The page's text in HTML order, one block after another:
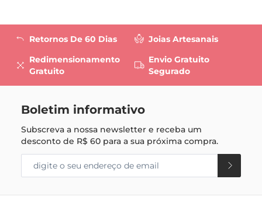
Retornos De 60 Dias
Redimensionamento
Gratuito
Joias Artesanais
Envio Gratuito
Segurado
Boletim informativo
Subscreva a nossa newsletter e receba um
desconto de R$ 60 para a sua próxima compra.